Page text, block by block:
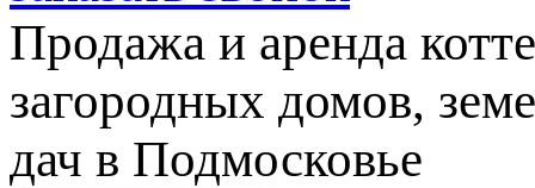
Продажа и аренда
загородных домов,
дач в Подмосковье